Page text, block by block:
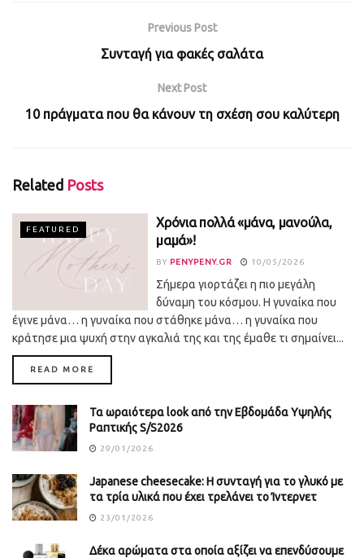
Previous Post
Συνταγή για φακές σαλάτα
Next Post
10 πράγματα που θα κάνουν τη σχέση σου καλύτερη
Related Posts
FEATURED
Χρόνια πολλά «μάνα, μανούλα,
μαμά»!
BY PENYPENY.GR 10/05/2026
Σήμερα γιορτάζει η πιο μεγάλη
δύναμη του κόσμου. Η γυναίκα που
έγινε μάνα… η γυναίκα που στάθηκε μάνα… η γυναίκα που
κράτησε μια ψυχή στην αγκαλιά της και της έμαθε τι σημαίνει...
READ MORE
Τα ωραιότερα look από την Εβδομάδα Υψηλής
Ραπτικής S/S2026
29/01/2026
Japanese cheesecake: Η συνταγή για το γλυκό με
τα τρία υλικά που έχει τρελάνει το Ίντερνετ
23/01/2026
Δέκα αρώματα στα οποία αξίζει να επενδύσουμε